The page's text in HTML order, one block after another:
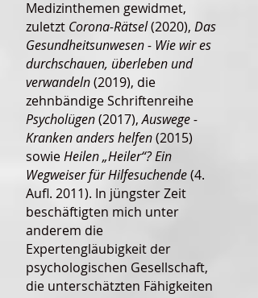
Medizinthemen gewidmet,
zuletzt Corona-Rätsel(2020), Das
Gesundheitsunwesen - Wie wir es
durchschauen, überleben und
verwandeln(2019), die
zehnbändige Schriftenreihe
Psycholügen(2017),Auswege -
Kranken anders helfen(2015)
sowieHeilen „Heiler“? Ein
Wegweiser für Hilfesuchende(4.
Aufl. 2011). In jüngster Zeit
beschäftigten mich unter
anderem die
Expertengläubigkeit der
psychologischen Gesellschaft,
die unterschätzten Fähigkeiten